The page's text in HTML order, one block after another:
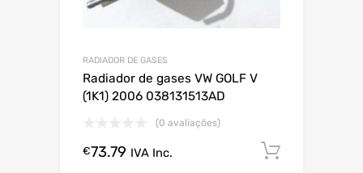
RADIADOR DE GASES
Radiador de gases VW GOLF V
(1K1) 2006 038131513AD
(0 avaliações)
€73.79 IVA Inc.